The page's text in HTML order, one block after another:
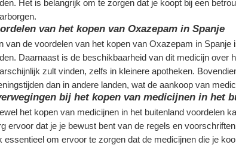
Het is belangrijk om te zorgen dat je koopt bij een
van het kopen van Oxazepam in Spanje
van de voordelen van het kopen van Oxazepam in
Daarnaast is de beschikbaarheid van dit medicijn over
zult vinden, zelfs in kleinere apotheken.
dan in andere landen, wat de aankoop van
bij het kopen van medicijnen in het
het kopen van medicijnen in het buitenland voordelen
ervoor dat je je bewust bent van de regels en
essentieel om ervoor te zorgen dat de medicijnen die je